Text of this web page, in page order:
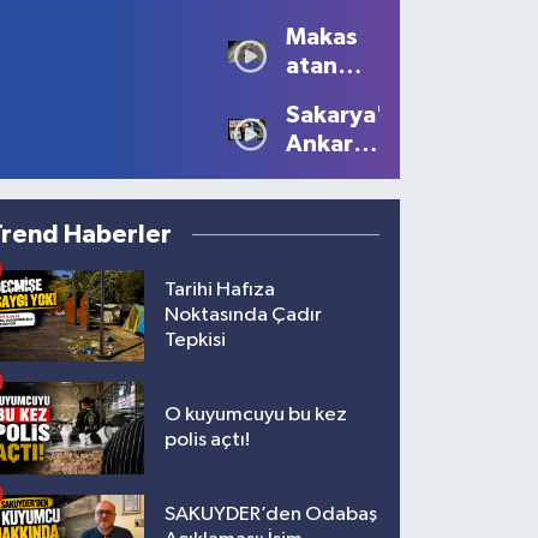
Manzaralar
Oluştu
Tüm
Güzelliğiyle
Devam
Ediyor
Makas
atan
10 bin
lira ceza
Sakarya'dan
Ankara'ya
çağrısı
Haberler
Tarihi Hafıza
Noktasında Çadır
Tepkisi
O kuyumcuyu bu kez
polis açtı!
SAKUYDER’den Odabaş